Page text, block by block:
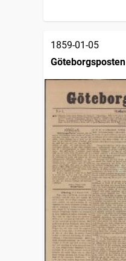
1859-01-05
Göteborgsposten